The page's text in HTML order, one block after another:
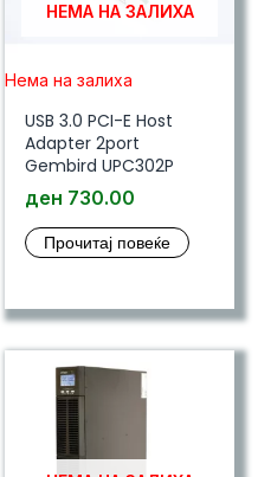
НЕМА НА ЗАЛИХА
Нема на залиха
USB 3.0 PCI-E Host
Adapter 2port
Gembird UPC302P
ден 730.00
Прочитај повеќе